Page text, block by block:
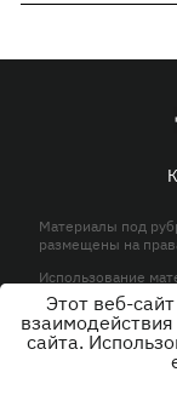
Материалы под
размещены на
Использование
активной
© ООО «ЮЛАВ
Этот веб-
сайта.